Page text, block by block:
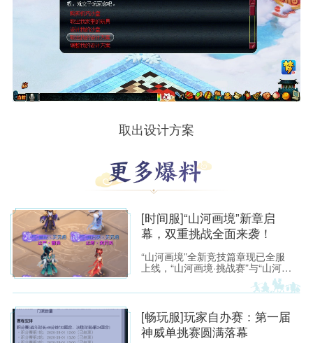
取出设计方案
[时间服]“山河画境”新章启
幕，双重挑战全面来袭！
“山河画境”全新竞技篇章现已全服
上线，“山河画境·挑战赛”与“山河画
境·月度英雄榜”两大玩法同步放
出。参与玩法不仅有机会获得特赦
能解锁专属限时称谓、万界通廊摊
位招牌装饰、首领雕像庭院装饰等
限定奖励。
[畅玩服]玩家自办赛：第一届
神威单挑赛圆满落幕